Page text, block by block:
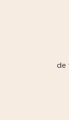
de